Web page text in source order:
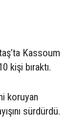
Kassoum
kişi bıraktı.
koruyan
sürdürdü.